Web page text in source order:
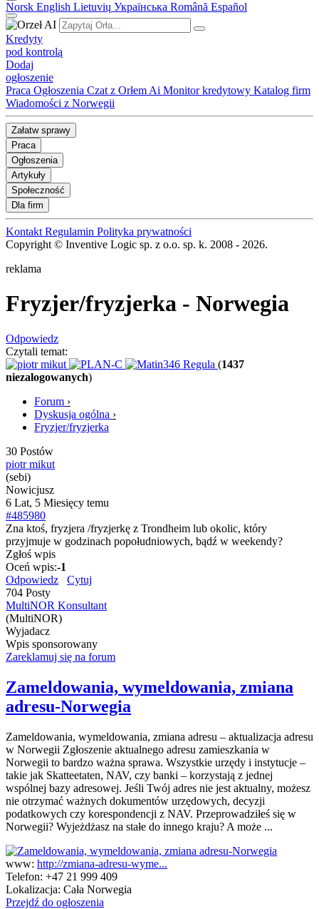
Norsk English Lietuvių Українська Română Español
Kredyty
pod kontrolą
Dodaj
ogłoszenie
Praca Ogłoszenia Czat z Orłem Ai Monitor kredytowy Katalog firm
Wiadomości z Norwegii
Załatw sprawy
Praca
Ogłoszenia
Artykuły
Społeczność
Dla firm
Kontakt Regulamin Polityka prywatności
Copyright © Inventive Logic sp. z o.o. sp. k. 2008 - 2026.
reklama
Fryzjer/fryzjerka - Norwegia
Odpowiedz
Czytali temat:
(1437
niezalogowanych)
Forum ›
Dyskusja ogólna ›
Fryzjer/fryzjerka
30 Postów
piotr mikut
(sebi)
Nowicjusz
6 Lat, 5 Miesięcy temu
#485980
Zna ktoś, fryzjera /fryzjerkę z Trondheim lub okolic, który
przyjmuje w godzinach popołudniowych, bądź w weekendy?
Zgłoś wpis
Oceń wpis:-1
Odpowiedz
Cytuj
704 Posty
MultiNOR Konsultant
(MultiNOR)
Wyjadacz
Wpis sponsorowany
Zareklamuj się na forum
Zameldowania, wymeldowania, zmiana
adresu-Norwegia
Zameldowania, wymeldowania, zmiana adresu – aktualizacja adresu
w Norwegii Zgłoszenie aktualnego adresu zamieszkania w
Norwegii to bardzo ważna sprawa. Wszystkie urzędy i instytucje –
takie jak Skatteetaten, NAV, czy banki – korzystają z jednej
wspólnej bazy adresowej. Jeśli Twój adres nie jest aktualny, możesz
nie otrzymać ważnych dokumentów urzędowych, decyzji
podatkowych czy korespondencji z NAV. Przeprowadziłeś się w
Norwegii? Wyjeżdżasz na stałe do innego kraju? A może ...
www: http://zmiana-adresu-wyme...
Telefon: +47 21 999 409
Lokalizacja: Cała Norwegia
Przejdź do ogłoszenia